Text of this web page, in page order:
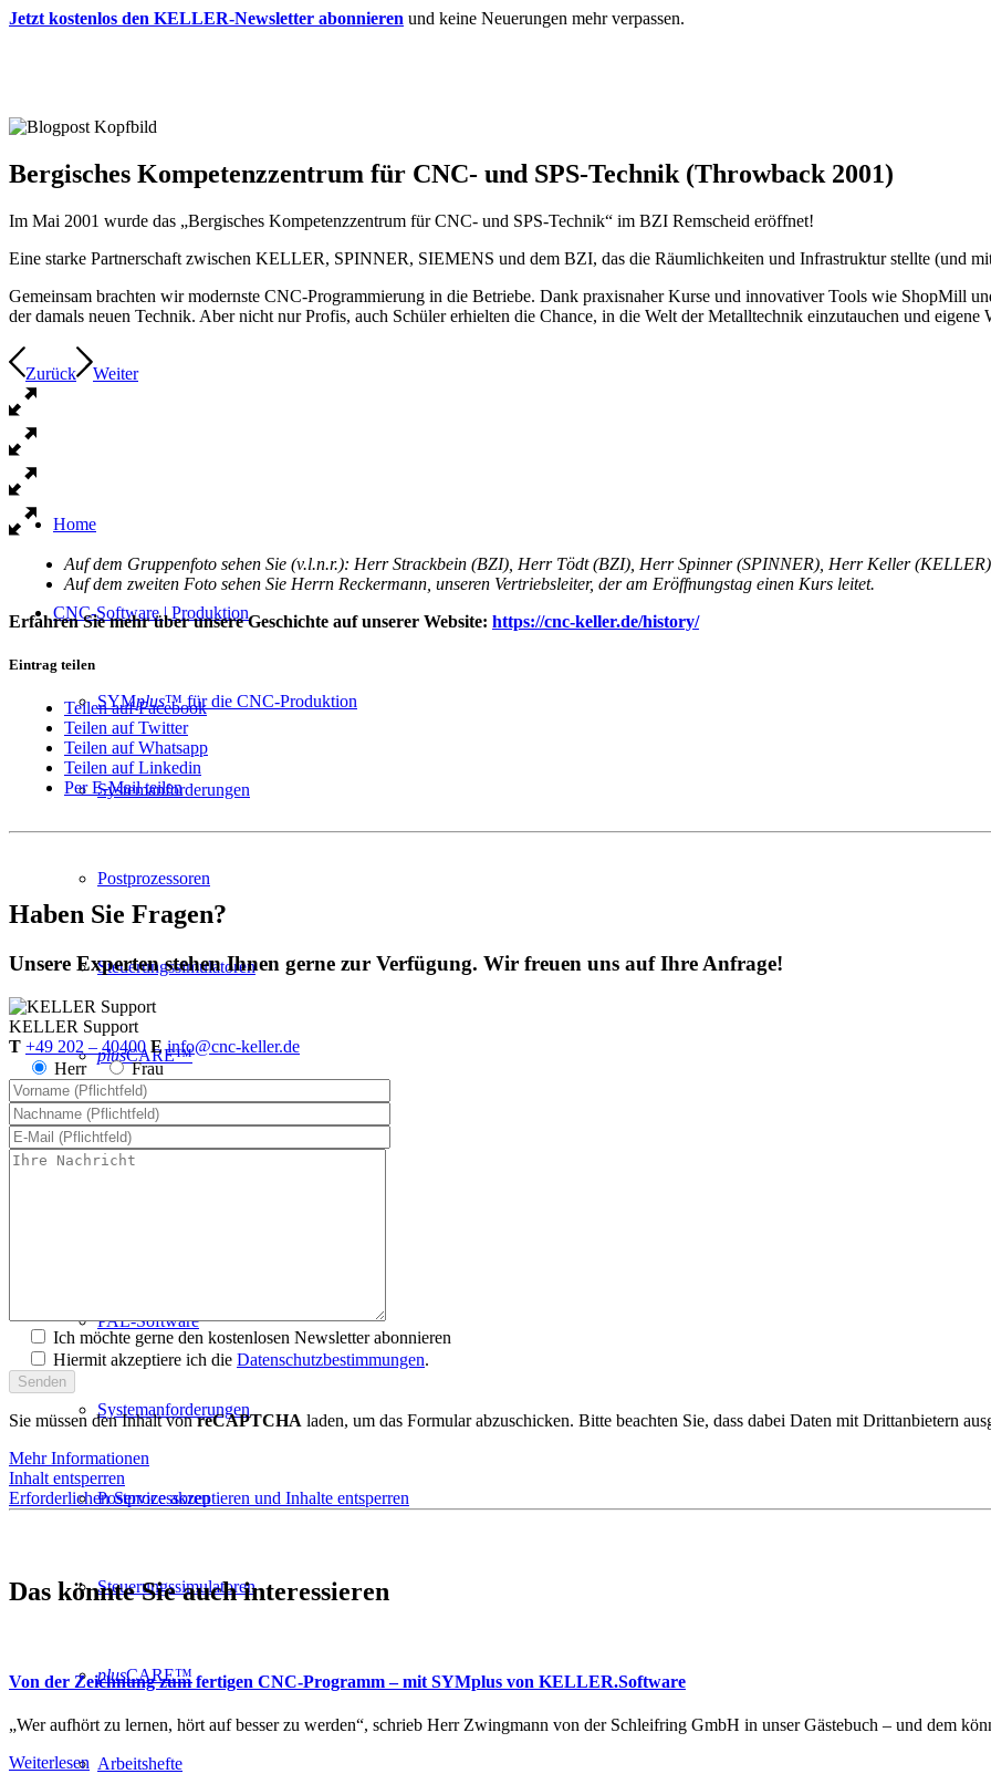
Jetzt kostenlos den KELLER-Newsletter abonnieren und keine Neuerungen mehr verpassen.
Home
CNC-Software | Produktion
SYMplus™ für die CNC-Produktion
Systemanforderungen
Postprozessoren
Steuerungssimulatoren
plusCARE™
CNC-Software | Ausbildung
PAL-Software
Systemanforderungen
Postprozessoren
Steuerungssimulatoren
plusCARE™
Arbeitshefte
Bergisches Kompetenzzentrum für CNC- und SPS-Technik (Throwback 2001)
Im Mai 2001 wurde das „Bergisches Kompetenzzentrum für CNC- und SPS-Technik“ im BZI Remscheid eröffnet!
Eine starke Partnerschaft zwischen KELLER, SPINNER, SIEMENS und dem BZI, das die Räumlichkeiten und Infrastruktur stellte (und
Gemeinsam brachten wir modernste CNC-Programmierung in die Betriebe. Dank praxisnaher Kurse und innovativer Tools wie ShopMill
der damals neuen Technik. Aber nicht nur Profis, auch Schüler erhielten die Chance, in die Welt der Metalltechnik einzutauchen und eigene
Zurück Weiter
Auf dem Gruppenfoto sehen Sie (v.l.n.r.): Herr Strackbein (BZI), Herr Tödt (BZI), Herr Spinner (SPINNER), Herr Keller
Auf dem zweiten Foto sehen Sie Herrn Reckermann, unseren Vertriebsleiter, der am Eröffnungstag einen Kurs leitet.
Erfahren Sie mehr über unsere Geschichte auf unserer Website: https://cnc-keller.de/history/
Eintrag teilen
Teilen auf Facebook
Teilen auf Twitter
Teilen auf Whatsapp
Teilen auf Linkedin
Per E-Mail teilen
Haben Sie Fragen?
Unsere Experten stehen Ihnen gerne zur Verfügung. Wir freuen uns auf Ihre Anfrage!
KELLER Support
T +49 202 – 40400 E info@cnc-keller.de
Herr
Frau
Ich möchte gerne den kostenlosen Newsletter abonnieren
Hiermit akzeptiere ich die Datenschutzbestimmungen.
Sie müssen den Inhalt vonreCAPTCHA laden, um das Formular abzuschicken. Bitte beachten Sie, dass dabei Daten mit Drittanbietern
Mehr Informationen
Inhalt entsperren
Erforderlichen Service akzeptieren und Inhalte entsperren
Das könnte Sie auch interessieren
Von der Zeichnung zum fertigen CNC-Programm – mit SYMplus von KELLER.Software
„Wer aufhört zu lernen, hört auf besser zu werden“, schrieb Herr Zwingmann von der Schleifring GmbH in unser Gästebuch – und dem
Weiterlesen